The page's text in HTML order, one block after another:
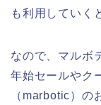
も利用していく
なので、マルボ
年始セールやク
（marbotic）の